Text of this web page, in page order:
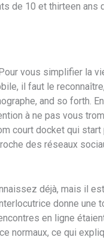
de 10 et thirteen
vous simplifier la
il faut le
and so forth.
à ne pas vous
court docket qui
des réseaux
déjà, mais il
donne une
en ligne
ce qui